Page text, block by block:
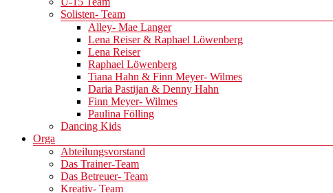
Solisten- Team
Alley- Mae Langer
Lena Reiser & Raphael Löwenberg
Lena Reiser
Raphael Löwenberg
Tiana Hahn & Finn Meyer- Wilmes
Daria Pastijan & Denny Hahn
Finn Meyer- Wilmes
Paulina Fölling
Dancing Kids
Orga
Abteilungsvorstand
Das Trainer-Team
Das Betreuer- Team
Kreativ- Team